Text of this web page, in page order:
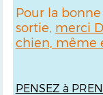
Pour la
sortie, merci
chien, même
PENSEZ à